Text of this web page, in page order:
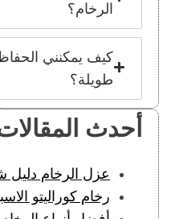
الرخام؟
كيف يمكنني
طويلة؟
أحدث
عزل الرخام دليل
رخام كوراليتو